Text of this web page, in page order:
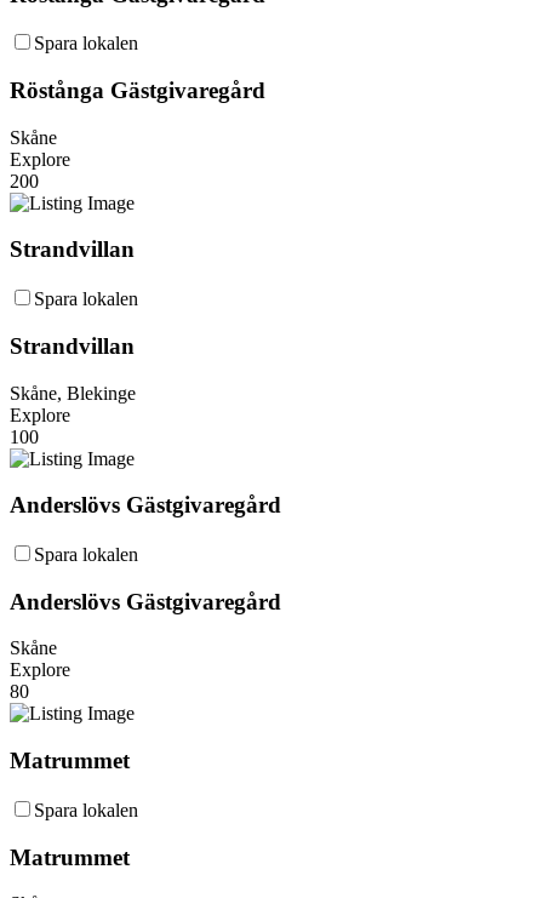
Spara lokalen
Röstånga Gästgivaregård
Skåne
Explore
200
Strandvillan
Spara lokalen
Strandvillan
Skåne, Blekinge
Explore
100
Anderslövs Gästgivaregård
Spara lokalen
Anderslövs Gästgivaregård
Skåne
Explore
80
Matrummet
Spara lokalen
Matrummet